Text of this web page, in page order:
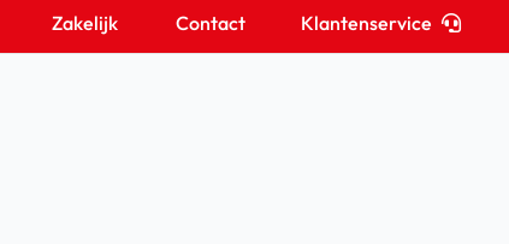
Zakelijk Contact Klantenservice